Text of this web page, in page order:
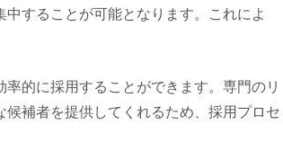
することが可能となります。これによ
的に採用することができます。専門のリ
補者を提供してくれるため、採用プロセ